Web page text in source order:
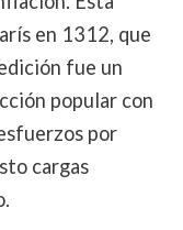
en 1312, que
fue un
popular con
por
cargas